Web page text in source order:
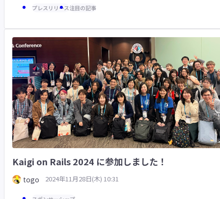
プレスリリース注目の記事
Kaigi on Rails 2024 に参加しました！
togo 2024年11月28日(木) 10:31